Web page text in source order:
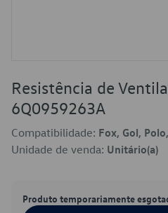
Resistência de
6Q0959263A
Compatibilidade: Fox, Gol,
Unidade de venda: Unitário(a)
Produto temporariamente